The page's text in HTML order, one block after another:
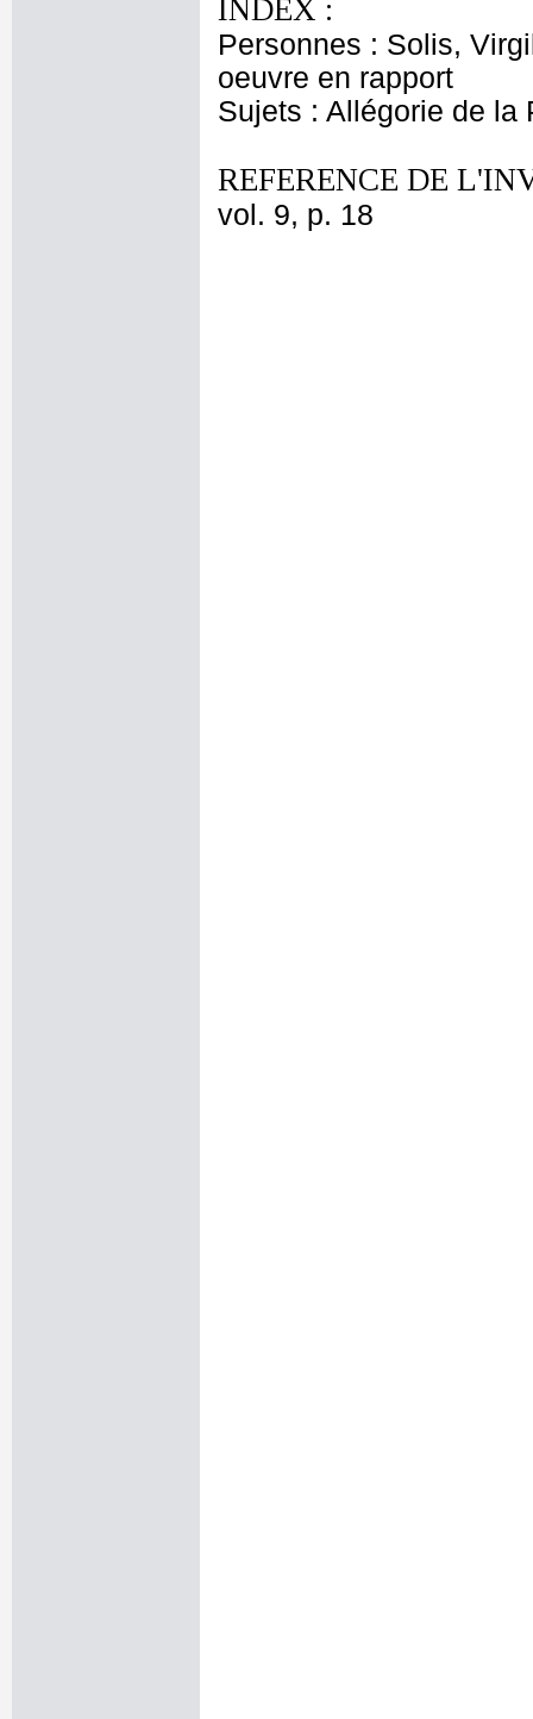
INDEX :
Personnes : Solis,
oeuvre en rapport
Sujets : Allégorie de la
REFERENCE DE
vol. 9, p. 18